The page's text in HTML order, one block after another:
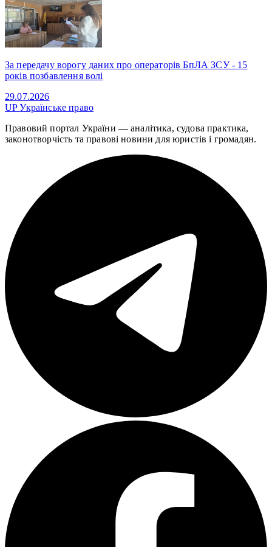
За передачу ворогу даних про операторів БпЛА ЗСУ - 15
років позбавлення волі
29.07.2026
UPУкраїнське право
Правовий портал України — аналітика, судова практика,
законотворчість та правові новини для юристів і громадян.